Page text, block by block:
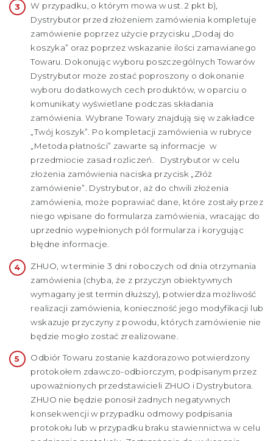
W przypadku, o którym mowa w ust. 2 pkt b),
Dystrybutor przed złożeniem zamówienia kompletuje
zamówienie poprzez użycie przycisku „Dodaj do
koszyka” oraz poprzez wskazanie ilości zamawianego
Towaru. Dokonując wyboru poszczególnych Towarów
Dystrybutor może zostać poproszony o dokonanie
wyboru dodatkowych cech produktów, w oparciu o
komunikaty wyświetlane podczas składania
zamówienia. Wybrane Towary znajdują się w zakładce
„Twój koszyk”. Po kompletacji zamówienia w rubryce
„Metoda płatności” zawarte są informacje w
przedmiocie zasad rozliczeń. Dystrybutor w celu
złożenia zamówienia naciska przycisk „Złóż
zamówienie”. Dystrybutor, aż do chwili złożenia
zamówienia, może poprawiać dane, które zostały przez
niego wpisane do formularza zamówienia, wracając do
uprzednio wypełnionych pól formularza i korygując
błędne informacje.
ZHUO, w terminie 3 dni roboczych od dnia otrzymania
zamówienia (chyba, że z przyczyn obiektywnych
wymagany jest termin dłuższy), potwierdza możliwość
realizacji zamówienia, konieczność jego modyfikacji lub
wskazuje przyczyny z powodu, których zamówienie nie
będzie mogło zostać zrealizowane.
Odbiór Towaru zostanie każdorazowo potwierdzony
protokołem zdawczo-odbiorczym, podpisanym przez
upoważnionych przedstawicieli ZHUO i Dystrybutora.
ZHUO nie będzie ponosił żadnych negatywnych
konsekwencji w przypadku odmowy podpisania
protokołu lub w przypadku braku stawiennictwa w celu